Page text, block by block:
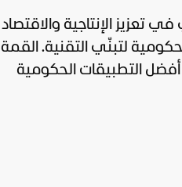
في تعزيز الإنتاجية والاقتصاد
لتبنّي التقنية. القمة
التطبيقات الحكومية